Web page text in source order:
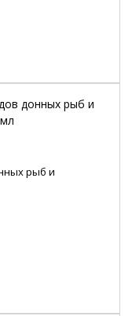
рыб и